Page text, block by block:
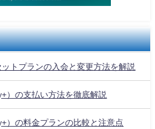
トプランの入会と変更方法を解説
）の支払い方法を徹底解説
）の料金プランの比較と注意点